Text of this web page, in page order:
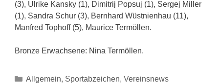
(3), Ulrike Kansky (1), Dimitrij Popsuj (1), Sergej Miller
(1), Sandra Schur (3), Bernhard Wüstnienhau (11),
Manfred Tophoff (5), Maurice Termöllen.
Bronze Erwachsene: Nina Termöllen.
Allgemein, Sportabzeichen, Vereinsnews